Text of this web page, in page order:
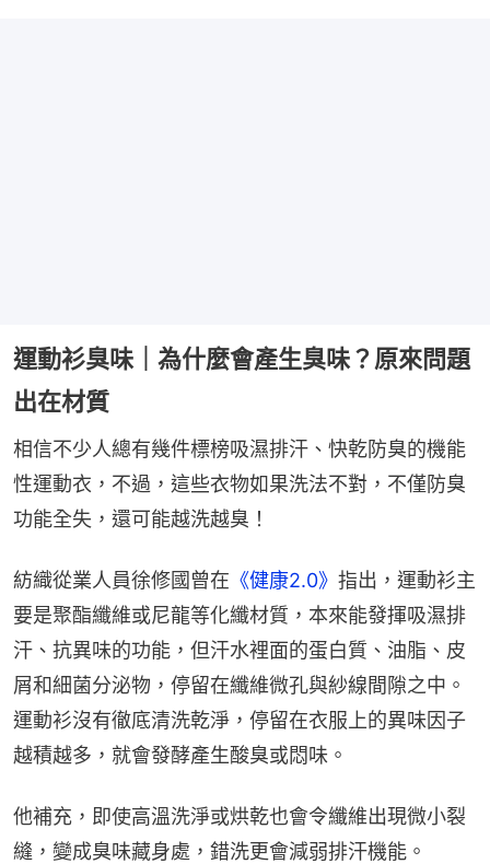
運動衫臭味｜為什麼會產生臭味？原來問題
出在材質
相信不少人總有幾件標榜吸濕排汗、快乾防臭的機能
性運動衣，不過，這些衣物如果洗法不對，不僅防臭
功能全失，還可能越洗越臭！
紡織從業人員徐修國曾在 《健康2.0》 指出，運動衫主
要是聚酯纖維或尼龍等化纖材質，本來能發揮吸濕排
汗、抗異味的功能，但汗水裡面的蛋白質、油脂、皮
屑和細菌分泌物，停留在纖維微孔與紗線間隙之中。
運動衫沒有徹底清洗乾淨，停留在衣服上的異味因子
越積越多，就會發酵產生酸臭或悶味。
他補充，即使高溫洗淨或烘乾也會令纖維出現微小裂
縫，變成臭味藏身處，錯洗更會減弱排汗機能。